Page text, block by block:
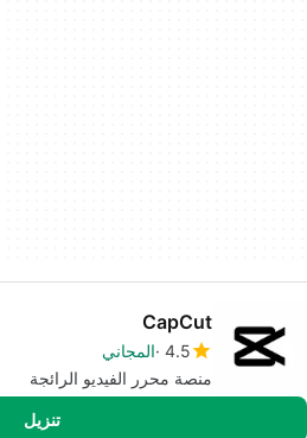
CapCut
4.5 المجاني
منصة محرر الفيديو الرائجة
تنزيل